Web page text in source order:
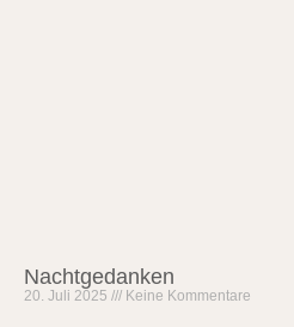
Nachtgedanken
20. Juli 2025 Keine Kommentare